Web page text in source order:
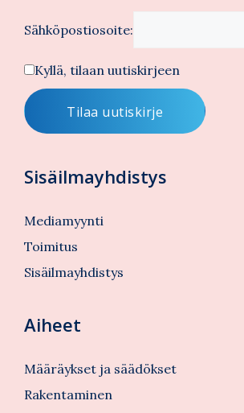
Sähköpostiosoite:
Kyllä, tilaan uutiskirjeen
Sisäilmayhdistys
Mediamyynti
Toimitus
Sisäilmayhdistys
Aiheet
Määräykset ja säädökset
Rakentaminen